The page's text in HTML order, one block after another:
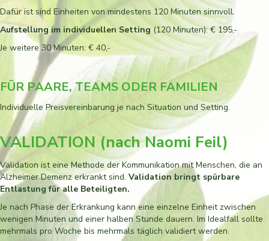
Dafür ist sind Einheiten von mindestens 120 Minuten sinnvoll.
Aufstellung im individuellen Setting (120 Minuten): € 195,-
Je weitere 30 Minuten: € 40,-
FÜR PAARE, TEAMS ODER FAMILIEN
Individuelle Preisvereinbarung je nach Situation und Setting.
VALIDATION (nach Naomi Feil)
Validation ist eine Methode der Kommunikation mit Menschen, die an
Alzheimer Demenz erkrankt sind. Validation bringt spürbare
Entlastung für alle Beteiligten.
Je nach Phase der Erkrankung kann eine einzelne Einheit zwischen
wenigen Minuten und einer halben Stunde dauern. Im Idealfall sollte
mehrmals pro Woche bis mehrmals täglich validiert werden.